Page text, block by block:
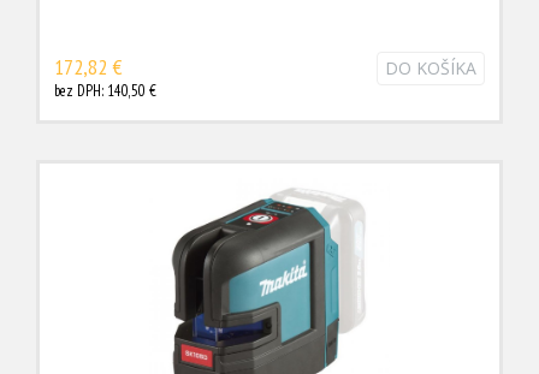
172,82 €
bez DPH: 140,50 €
DO KOŠÍKA